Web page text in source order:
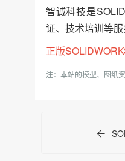
智诚科技是
证、技术培训等服
正版
注：本站的模型、图纸